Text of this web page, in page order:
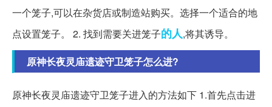
一个笼子,可以在杂货店或制造站购买。选择一个适合的地
点设置笼子。 2. 找到需要关进笼子的人,将其诱导。
原神长夜灵庙遗迹守卫笼子怎么进?
原神长夜灵庙遗迹守卫笼子进入的方法如下 1.首先点击进